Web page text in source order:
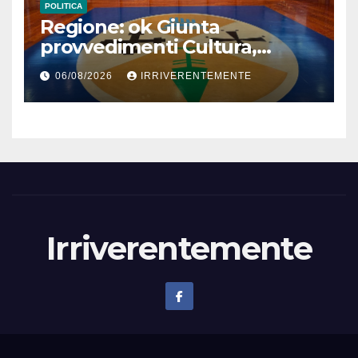
POLITICA
Regione: ok Giunta
provvedimenti Cultura,
Prevenzione, Welfare,
Bilancio Ambiente
06/08/2026 IRRIVERENTEMENTE
Irriverentemente